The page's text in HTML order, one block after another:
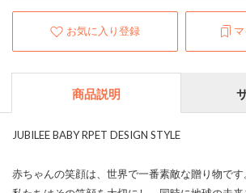
お気に入り登録
商品説明
JUBILEE BABY RPET DESIGN STYLE
赤ちゃんの笑顔は、世界で一番素敵な贈り物です